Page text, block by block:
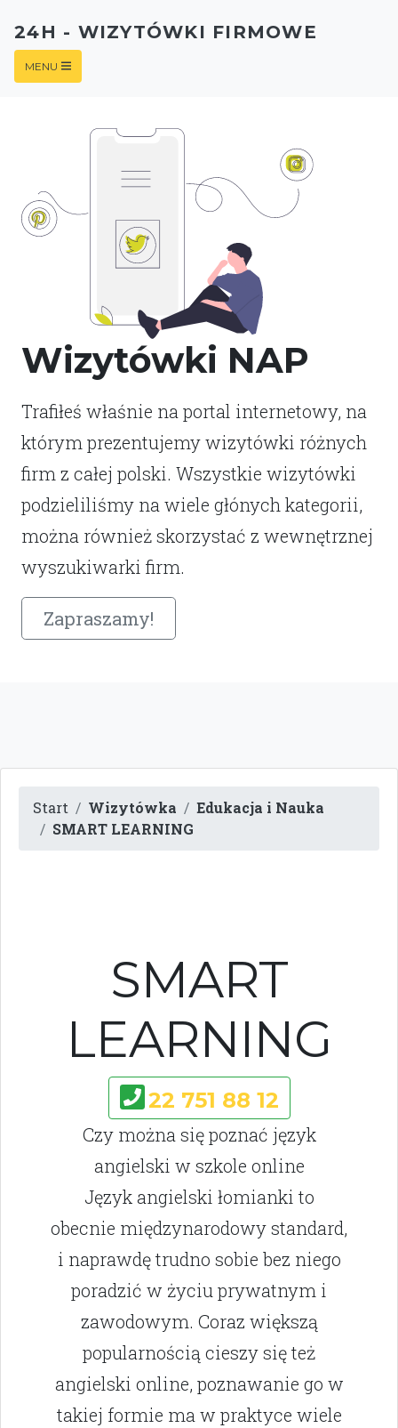
Wizytówki NAP
Trafiłeś właśnie na portal internetowy, na
którym prezentujemy wizytówki różnych
firm z całej polski. Wszystkie wizytówki
podzieliliśmy na wiele głónych kategorii,
można również skorzystać z wewnętrznej
wyszukiwarki firm.
Zapraszamy!
24H - WIZYTÓWKI FIRMOWE
MENU
Start Wizytówka
Edukacja i Nauka
SMART LEARNING
SMART
LEARNING
22 751 88 12
Czy można się poznać język
angielski w szkole online
Język angielski łomianki to
obecnie międzynarodowy standard,
i naprawdę trudno sobie bez niego
poradzić w życiu prywatnym i
zawodowym. Coraz większą
popularnością cieszy się też
angielski online, poznawanie go w
takiej formie ma w praktyce wiele